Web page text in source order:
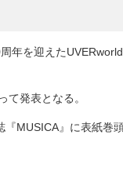
年を迎えた
発表となる。
MUSICA』に表紙巻